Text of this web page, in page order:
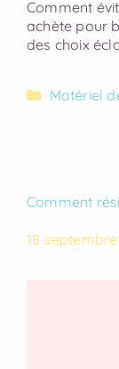
Comment
achète pour
des choix
Matériel
Comment
18